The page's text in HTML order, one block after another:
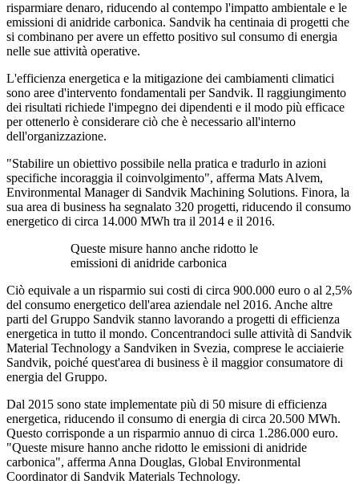
risparmiare denaro, riducendo al contempo l'impatto ambientale e le
emissioni di anidride carbonica. Sandvik ha centinaia di progetti che
si combinano per avere un effetto positivo sul consumo di energia
nelle sue attività operative.
L'efficienza energetica e la mitigazione dei cambiamenti climatici
sono aree d'intervento fondamentali per Sandvik. Il raggiungimento
dei risultati richiede l'impegno dei dipendenti e il modo più efficace
per ottenerlo è considerare ciò che è necessario all'interno
dell'organizzazione.
"Stabilire un obiettivo possibile nella pratica e tradurlo in azioni
specifiche incoraggia il coinvolgimento", afferma Mats Alvem,
Environmental Manager di Sandvik Machining Solutions. Finora, la
sua area di business ha segnalato 320 progetti, riducendo il consumo
energetico di circa 14.000 MWh tra il 2014 e il 2016.
Queste misure hanno anche ridotto le
emissioni di anidride carbonica
Ciò equivale a un risparmio sui costi di circa 900.000 euro o al 2,5%
del consumo energetico dell'area aziendale nel 2016. Anche altre
parti del Gruppo Sandvik stanno lavorando a progetti di efficienza
energetica in tutto il mondo. Concentrandoci sulle attività di Sandvik
Material Technology a Sandviken in Svezia, comprese le acciaierie
Sandvik, poiché quest'area di business è il maggior consumatore di
energia del Gruppo.
Dal 2015 sono state implementate più di 50 misure di efficienza
energetica, riducendo il consumo di energia di circa 20.500 MWh.
Questo corrisponde a un risparmio annuo di circa 1.286.000 euro.
"Queste misure hanno anche ridotto le emissioni di anidride
carbonica", afferma Anna Douglas, Global Environmental
Coordinator di Sandvik Materials Technology.